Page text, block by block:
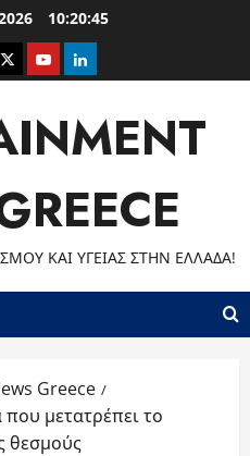
10:20:46
TwitterYoutubeLinkedIn
ΚΑΙ ΥΓΕΊΑΣ ΣΤΗΝ ΕΛΛΆΔΑ!
Greece
μετατρέπει το
θεσμούς